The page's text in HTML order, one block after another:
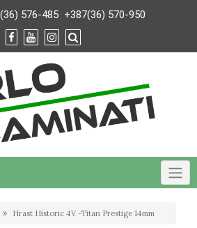
576-485 +387(36) 570-950
Hrast Historic 4V -Titan Prestige 14mm